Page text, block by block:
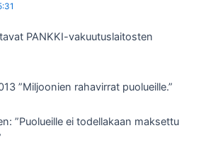
PANKKI-vakuutuslaitosten
”Miljoonien rahavirrat puolueille.”
”Puolueille ei todellakaan maksettu